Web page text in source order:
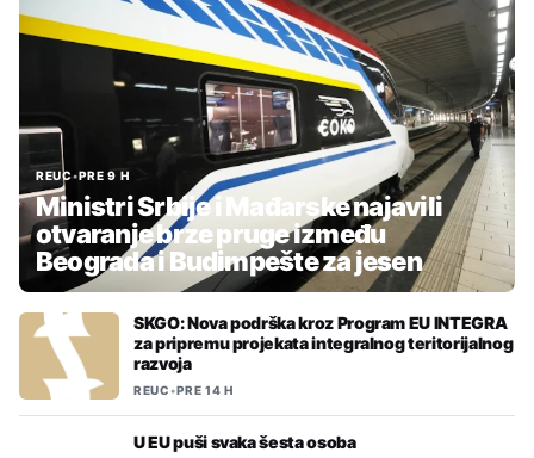
REUC•PRE 9 H
Ministri Srbije i Mađarske najavili
otvaranje brze pruge između
Beograda i Budimpešte za jesen
SKGO: Nova podrška kroz Program EU INTEGRA
za pripremu projekata integralnog teritorijalnog
razvoja
REUC•PRE 14 H
U EU puši svaka šesta osoba